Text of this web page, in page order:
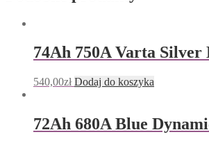
74Ah 750A Varta Silver
540,00zł Dodaj do koszyka
72Ah 680A Blue